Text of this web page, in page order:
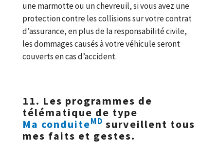
une marmotte ou un chevreuil, si vous avez une
protection contre les collisions sur votre contrat
d’assurance, en plus de la responsabilité civile,
les dommages causés à votre véhicule seront
couverts en cas d’accident.
11. Les programmes de
télématique de type
Ma conduiteMD surveillent tous
mes faits et gestes.